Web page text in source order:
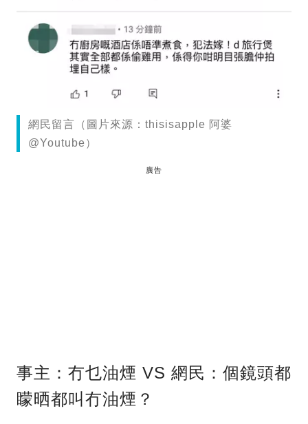
網民留言（圖片來源：thisisapple 阿婆
@Youtube）
廣告
事主：冇乜油煙 VS 網民：個鏡頭都
矇晒都叫冇油煙？